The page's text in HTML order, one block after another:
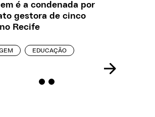
é a condenada por
gestora de cinco
Recife
EDUCAÇÃO